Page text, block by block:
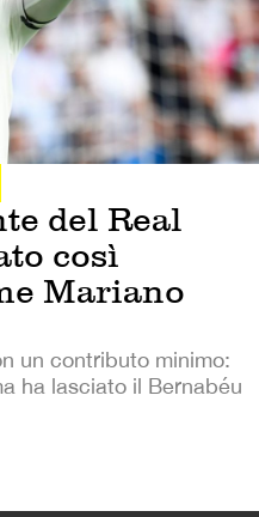
del Real
così
Mariano
un contributo minimo:
ha lasciato il Bernabéu